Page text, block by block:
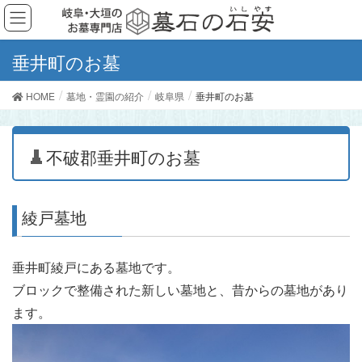
垂井町のお墓
HOME 墓地・霊園の紹介 岐阜県 垂井町のお墓
不破郡垂井町のお墓
綾戸墓地
垂井町綾戸にある墓地です。
ブロックで整備された新しい墓地と、昔からの墓地があり
ます。